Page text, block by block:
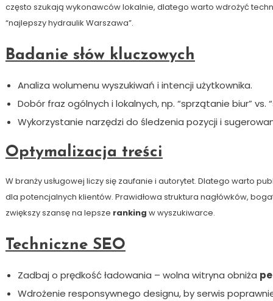
często szukają wykonawców lokalnie, dlatego warto wdrożyć
“najlepszy hydraulik Warszawa”.
Badanie słów kluczowych
Analiza wolumenu wyszukiwań i intencji użytkownika.
Dobór fraz ogólnych i lokalnych, np. “sprzątanie biur” vs.
Wykorzystanie narzędzi do śledzenia pozycji i
Optymalizacja treści
W branży usługowej liczy się zaufanie i autorytet. Dlatego warto
dla potencjalnych klientów. Prawidłowa struktura nagłówków,
zwiększy szansę na lepsze ranking w wyszukiwarce.
Techniczne SEO
Zadbaj o prędkość ładowania – wolna witryna obniża
Wdrożenie responsywnego designu, by serwis